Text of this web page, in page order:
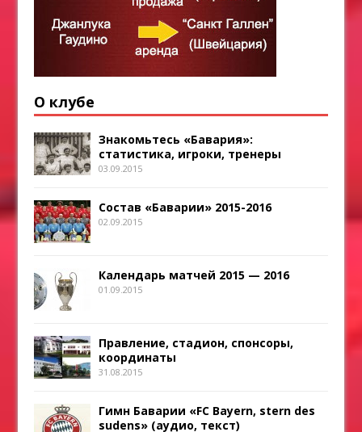
О клубе
Знакомьтесь «Бавария»:
статистика, игроки, тренеры
03.09.2015
Состав «Баварии» 2015-2016
02.09.2015
Календарь матчей 2015 — 2016
01.09.2015
Правление, стадион, спонсоры,
координаты
31.08.2015
Гимн Баварии «FC Bayern, stern des
sudens» (аудио, текст)